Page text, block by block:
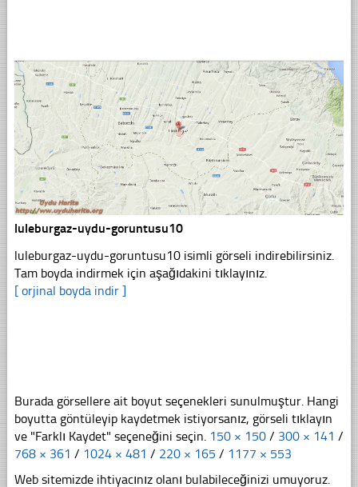
luleburgaz-uydu-goruntusu10
luleburgaz-uydu-goruntusu10 isimli görseli indirebilirsiniz.
Tam boyda indirmek için aşağıdakini tıklayınız.
[ orjinal boyda indir ]
Burada görsellere ait boyut seçenekleri sunulmuştur. Hangi
boyutta göntüleyip kaydetmek istiyorsanız, görseli tıklayın
ve "Farklı Kaydet" seçeneğini seçin. 150 × 150 / 300 × 141 /
768 × 361 / 1024 × 481 / 220 × 165 / 1177 × 553
Web sitemizde ihtiyacınız olanı bulabileceğinizi umuyoruz.